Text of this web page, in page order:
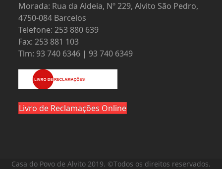
Morada: Rua da Aldeia, Nº 229, Alvito São Pedro,
4750-084 Barcelos
Telefone: 253 880 639
Fax: 253 881 103
Tlm: 93 740 6346 | 93 740 6349
Livro de Reclamações Online
Casa do Povo de Alvito 2019. ©Todos os direitos reservados.